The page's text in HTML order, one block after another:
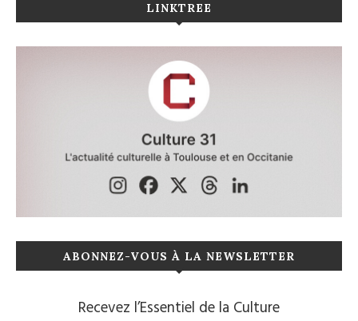
LINKTREE
ABONNEZ-VOUS À LA NEWSLETTER
Recevez l’Essentiel de la Culture